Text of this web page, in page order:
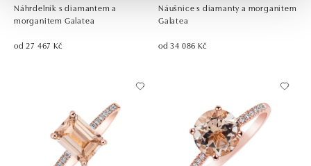
Náhrdelník s diamantem a
morganitem Galatea
od 27 467 Kč
Náušnice s diamanty a morganitem
Galatea
od 34 086 Kč